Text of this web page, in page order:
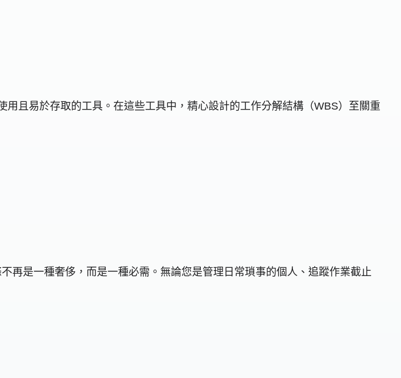
且易於存取的工具。在這些工具中，精心設計的工作分解結構（WBS）至關重
再是一種奢侈，而是一種必需。無論您是管理日常瑣事的個人、追蹤作業截止